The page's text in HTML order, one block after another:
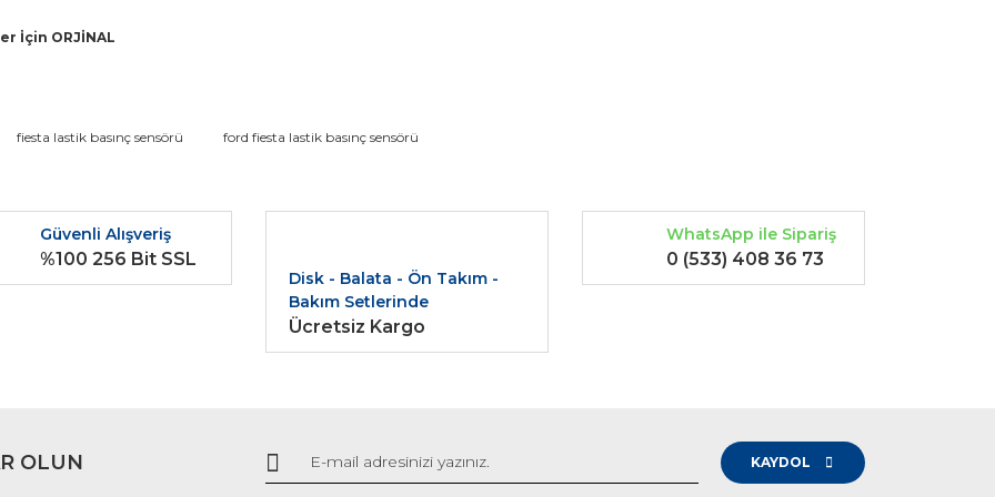
İçin ORJİNAL
diğer konularda yetersiz gördüğünüz noktaları öneri formunu kullanarak tarafımıza iletebilirsiniz.
Gönder
fiesta lastik basınç sensörü ford fiesta lastik basınç sensörü
Güvenli Alışveriş
%100 256 Bit SSL
Disk - Balata - Ön Takım -
Bakım Setlerinde
Ücretsiz Kargo
WhatsApp ile Sipariş
0 (533) 408 36 73
OLUN KAYDOL